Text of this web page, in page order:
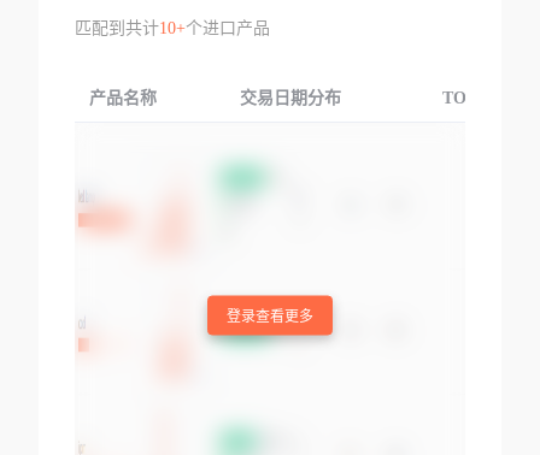
匹配到共计10+个进口产品
产品名称 交易日期分布 TOP3交易国
登录查看更多